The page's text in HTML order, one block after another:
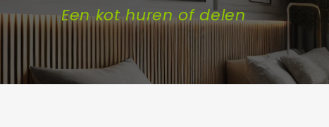
Een kot huren of delen